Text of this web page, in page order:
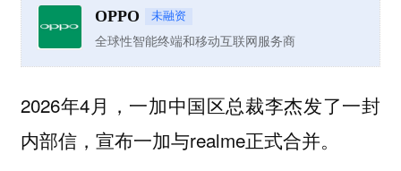
OPPO 未融资
全球性智能终端和移动互联网服务商
2026年4月，一加中国区总裁李杰发了一封
内部信，宣布一加与realme正式合并。